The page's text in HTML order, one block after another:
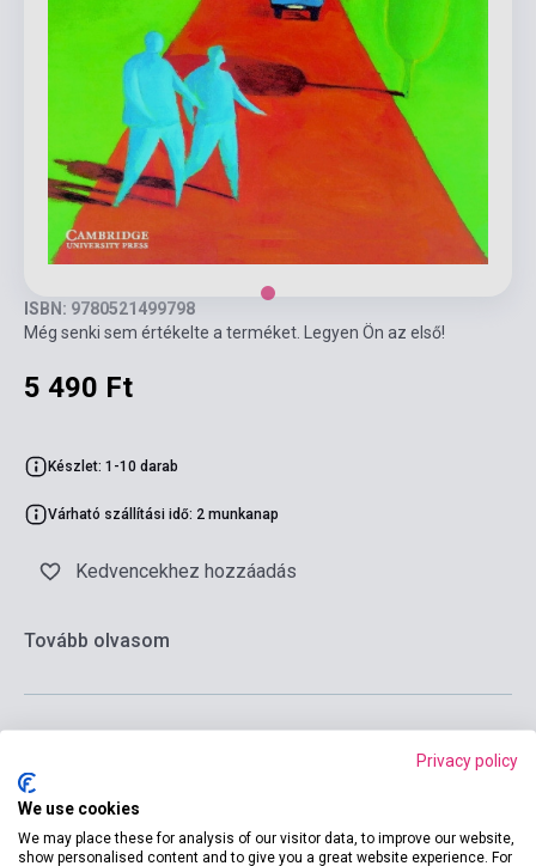
ISBN: 9780521499798
Még senki sem értékelte a terméket. Legyen Ön az első!
5 490 Ft
Készlet: 1-10 darab
Várható szállítási idő: 2 munkanap
Kedvencekhez hozzáadás
Tovább olvasom
Privacy policy
We use cookies
We may place these for analysis of our visitor data, to improve our website,
show personalised content and to give you a great website experience. For